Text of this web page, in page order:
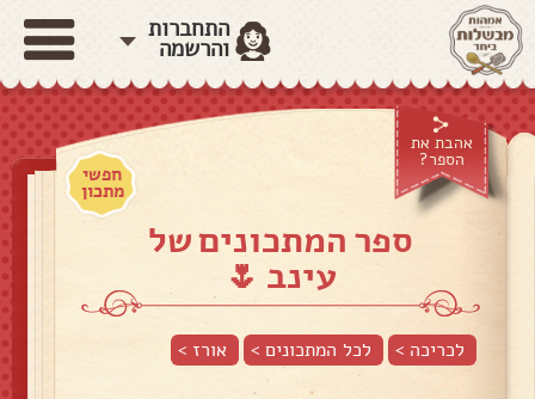
התחברות
והרשמה
אהבת את
הספר?
חפשי
מתכון
ספר המתכונים של
עינב 🌷
לכריכה > לכל המתכונים > אורז >